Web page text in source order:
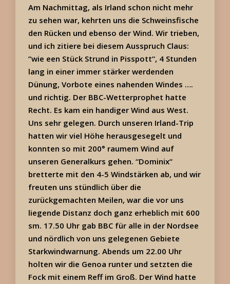
Am Nachmittag, als Irland schon nicht mehr
zu sehen war, kehrten uns die Schweinsfische
den Rücken und ebenso der Wind. Wir trieben,
und ich zitiere bei diesem Ausspruch Claus:
“wie een Stück Strund in Pisspott“, 4 Stunden
lang in einer immer stärker werdenden
Dünung, Vorbote eines nahenden Windes ….
und richtig. Der BBC-Wetterprophet hatte
Recht. Es kam ein handiger Wind aus West.
Uns sehr gelegen. Durch unseren Irland-Trip
hatten wir viel Höhe herausgesegelt und
konnten so mit 200° raumem Wind auf
unseren Generalkurs gehen. “Dominix“
bretterte mit den 4-5 Windstärken ab, und wir
freuten uns stündlich über die
zurückgemachten Meilen, war die vor uns
liegende Distanz doch ganz erheblich mit 600
sm. 17.50 Uhr gab BBC für alle in der Nordsee
und nördlich von uns gelegenen Gebiete
Starkwindwarnung. Abends um 22.00 Uhr
holten wir die Genoa runter und setzten die
Fock mit einem Reff im Groß. Der Wind hatte